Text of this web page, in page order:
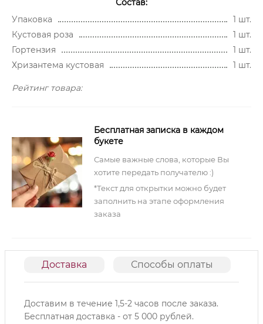
Состав:
Упаковка
1 шт.
Кустовая роза
1 шт.
Гортензия
1 шт.
Хризантема кустовая
1 шт.
Рейтинг товара:
Бесплатная записка в каждом
букете
Самые важные слова, которые Вы
хотите передать получателю :)
*Текст для открытки можно будет
заполнить на этапе оформления
заказа
Доставка Способы оплаты
Доставим в течение 1,5-2 часов после заказа.
Бесплатная доставка - от 5 000 рублей.